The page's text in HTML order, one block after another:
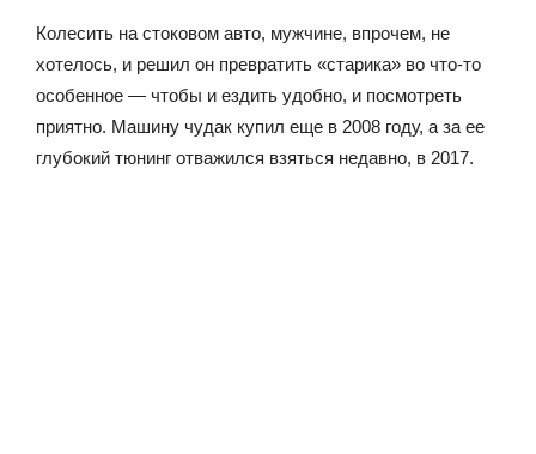
Колесить на стоковом авто, мужчине, впрочем, не
хотелось, и решил он превратить «старика» во что-то
особенное — чтобы и ездить удобно, и посмотреть
приятно. Машину чудак купил еще в 2008 году, а за ее
глубокий тюнинг отважился взяться недавно, в 2017.